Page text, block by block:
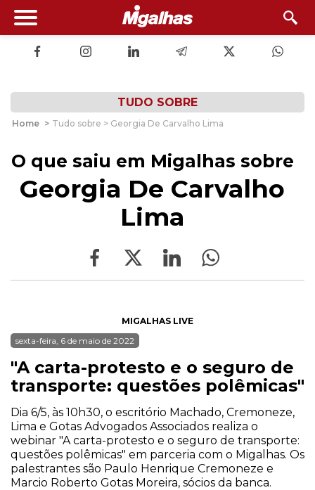
TUDO SOBRE
Home > Tudo sobre > Georgia De Carvalho Lima
O que saiu em Migalhas sobre
Georgia De Carvalho
Lima
MIGALHAS LIVE
sexta-feira, 6 de maio de 2022
"A carta-protesto e o seguro de
transporte: questões polêmicas"
Dia 6/5, às 10h30, o escritório Machado, Cremoneze,
Lima e Gotas Advogados Associados realiza o
webinar "A carta-protesto e o seguro de transporte:
questões polêmicas" em parceria com o Migalhas. Os
palestrantes são Paulo Henrique Cremoneze e
Marcio Roberto Gotas Moreira, sócios da banca.